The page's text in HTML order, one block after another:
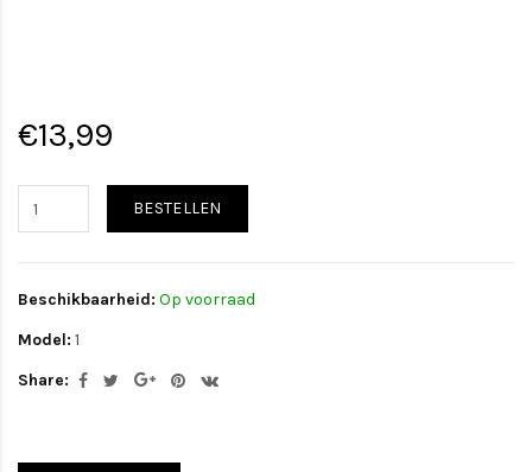
€13,99
BESTELLEN
Beschikbaarheid: Op voorraad
Model: 1
Share: